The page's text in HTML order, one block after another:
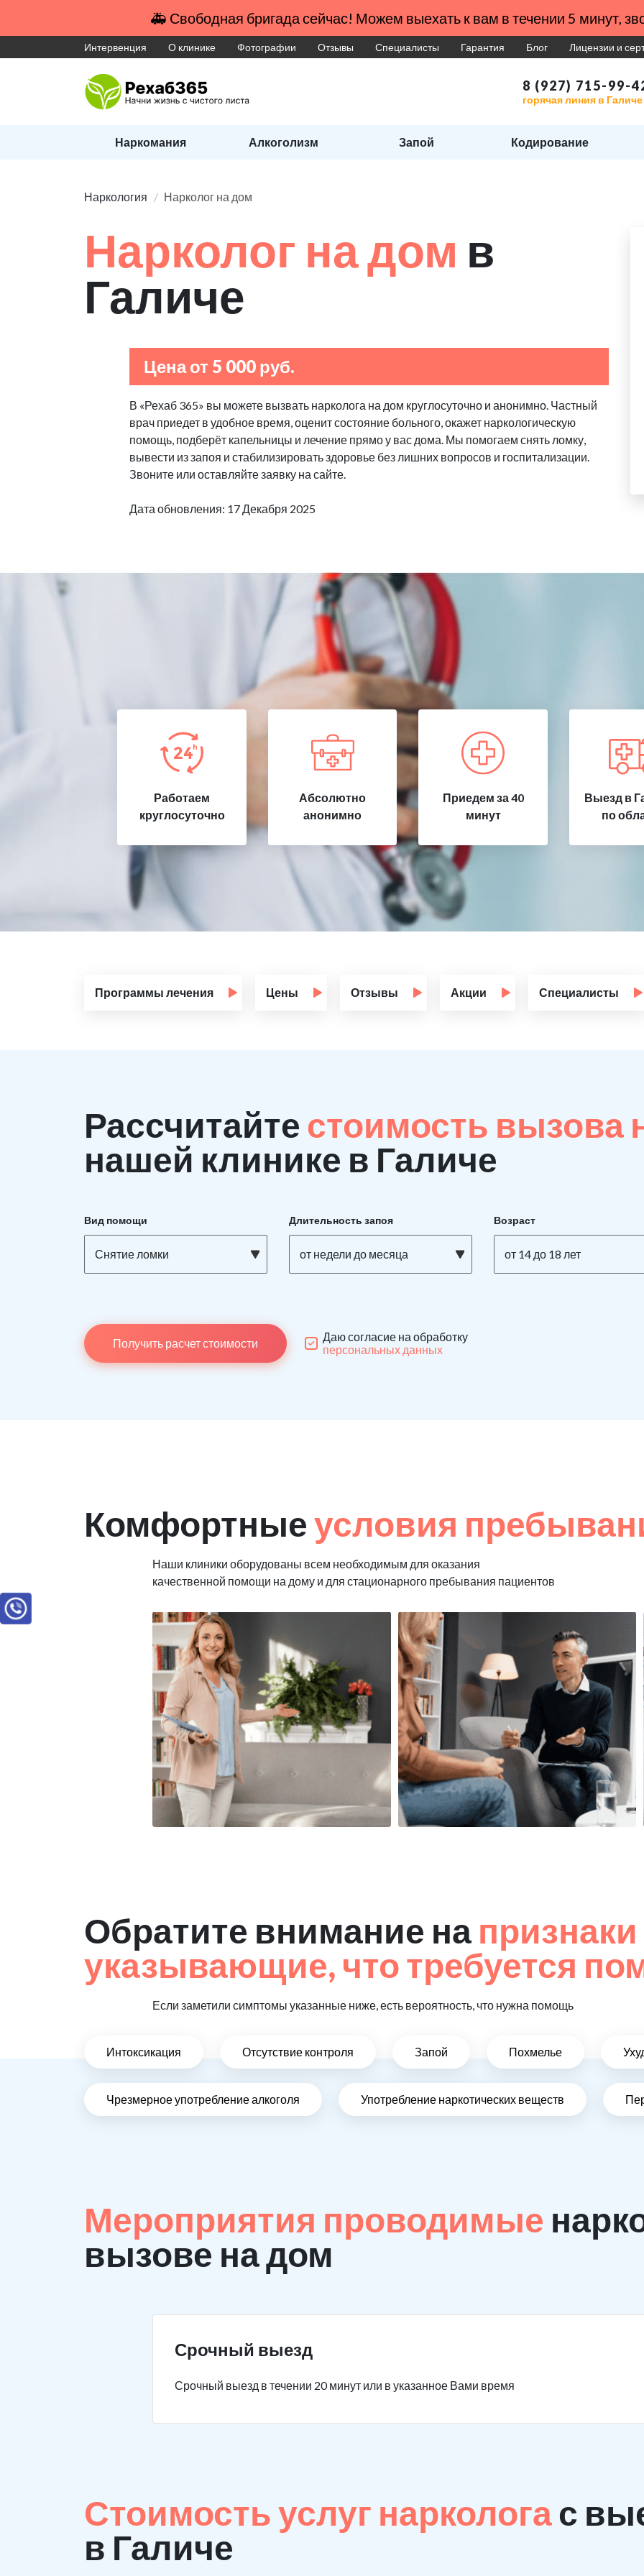
🚑 Свободная бригада сейчас! Можем выехать к вам в течении 5 минут,
Интервенция О клинике Фотографии Отзывы Специалисты Гарантия Блог Лицензии и
8 (927) 715-99-
горячая линия в Галиче
Наркомания Алкоголизм Запой Кодирование
Наркология Нарколог на дом
Нарколог на дом в
Галиче
Цена от 5 000 руб.
В «Рехаб 365» вы можете вызвать нарколога на дом круглосуточно и анонимно. Частный
врач приедет в удобное время, оценит состояние больного, окажет наркологическую
помощь, подберёт капельницы и лечение прямо у вас дома. Мы помогаем снять ломку,
вывести из запоя и стабилизировать здоровье без лишних вопросов и госпитализации.
Звоните или оставляйте заявку на сайте.
Дата обновления: 17 Декабря 2025
Работаем
круглосуточно
Абсолютно
анонимно
Приедем за 40
минут
Выезд в
по
Программы лечения Цены Отзывы Акции Специалисты
Рассчитайте стоимость вызова
нашей клинике в Галиче
Вид помощи
Снятие ломки
Длительность запоя
от недели до месяца
Возраст
от 14 до 18 лет
Получить расчет стоимости
Даю согласие на обработку
персональных данных
Комфортныеусловия
Наши клиники оборудованы всем необходимым для оказания
качественной помощи на дому и для стационарного пребывания пациентов
Обратите внимание на признаки
указывающие, что требуется
Если заметили симптомы указанные ниже, есть вероятность, что нужна помощь
Интоксикация Отсутствие контроля Запой Похмелье
Чрезмерное употребление алкоголя Употребление наркотических веществ
Мероприятия проводимые
вызове на дом
Срочный выезд
Срочный выезд в течении 20 минут или в указанное Вами время
Стоимость услуг наркологас
в Галиче